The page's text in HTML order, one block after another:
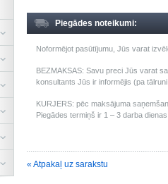
Piegādes noteikumi:
Noformējot pasūtījumu, Jūs varat
BEZMAKSAS: Savu preci Jūs varat
konsultants Jūs ir informējis (pa
KURJERS: pēc maksājuma
Piegādes termiņš ir 1 – 3 darba
« Atpakaļ uz sarakstu